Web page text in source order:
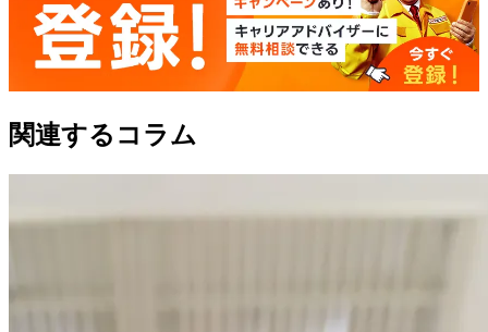
関連するコラム